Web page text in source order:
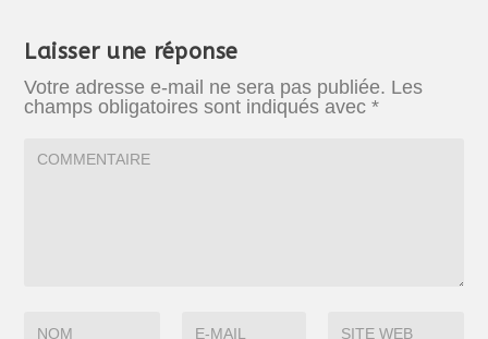
Laisser une réponse
Votre adresse e-mail ne sera pas publiée. Les
champs obligatoires sont indiqués avec*